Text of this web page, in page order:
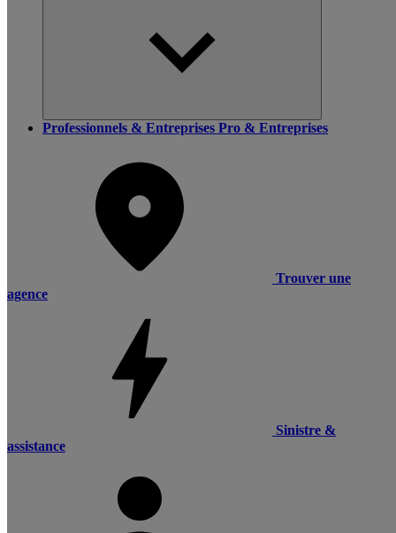
Professionnels & Entreprises Pro & Entreprises
Trouver une
agence
Sinistre &
assistance